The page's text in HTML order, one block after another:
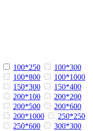
100*250
100*300
100*800
100*1000
150*300
150*400
200*100
200*200
200*500
200*600
200*1000
250*250
250*600
300*300